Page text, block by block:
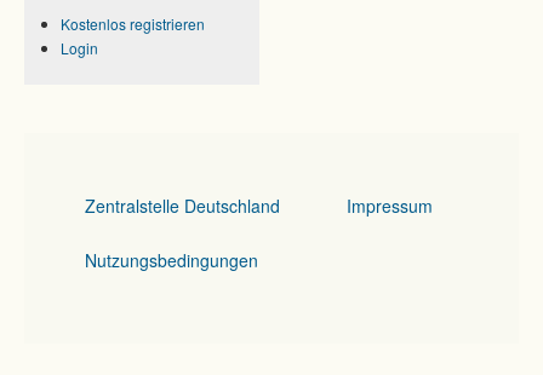
Kostenlos registrieren
Login
Zentralstelle Deutschland Impressum
Nutzungsbedingungen